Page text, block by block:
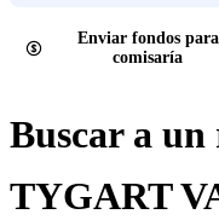
Enviar fondos para
comisaría
Buscar a un
TYGART